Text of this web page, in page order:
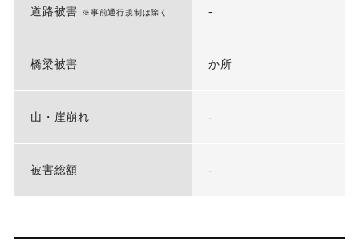
道路被害 ※事前通行規制は除く -
橋梁被害 か所
山・崖崩れ -
被害総額 -